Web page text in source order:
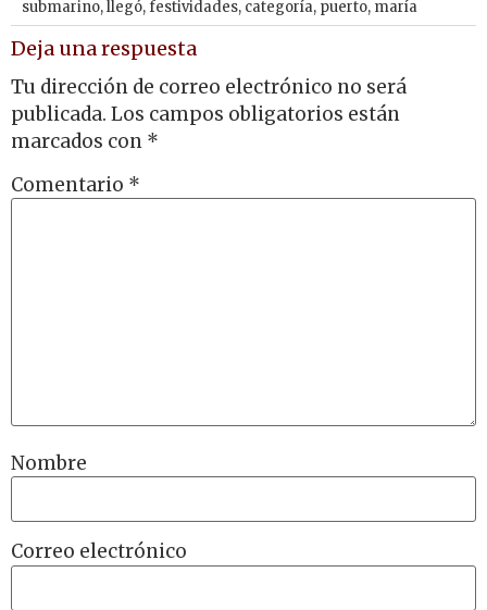
submarino,llegó,festividades, categoría, puerto, maría
Deja una respuesta
Tu dirección de correo electrónico no será
publicada. Los campos obligatorios están
marcados con *
Comentario *
Nombre
Correo electrónico